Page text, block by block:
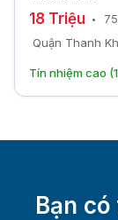
18 Triệu
Quận Thanh
Tín nhiệm cao
Bạn